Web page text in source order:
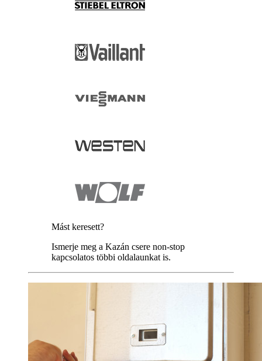
Mást keresett?
Ismerje meg a Kazán csere non-stop
kapcsolatos többi oldalaunkat is.